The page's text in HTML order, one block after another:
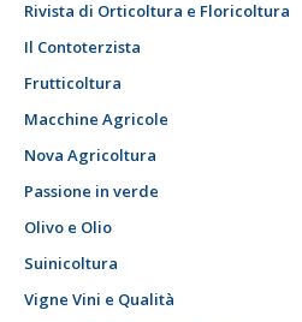
Rivista di Orticoltura e Floricoltura
Il Contoterzista
Frutticoltura
Macchine Agricole
Nova Agricoltura
Passione in verde
Olivo e Olio
Suinicoltura
Vigne Vini e Qualità